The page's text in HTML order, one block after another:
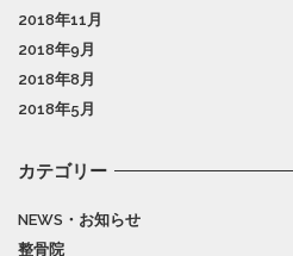
2018年11月
2018年9月
2018年8月
2018年5月
カテゴリー
NEWS・お知らせ
整骨院